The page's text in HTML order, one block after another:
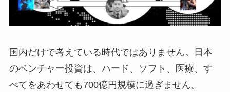
国内だけで考えている時代ではありません。日本
のベンチャー投資は、ハード、ソフト、医療、す
べてをあわせても700億円規模に過ぎません。